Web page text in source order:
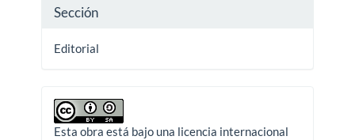
Sección
Editorial
Esta obra está bajo una licencia internacional